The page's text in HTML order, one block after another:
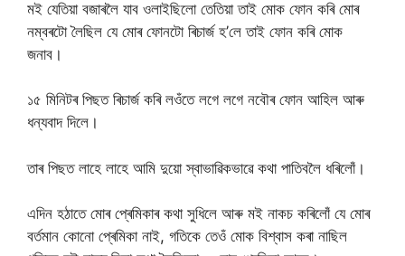
মই যেতিয়া বজাৰলৈ যাব ওলাইছিলো তেতিয়া তাই মোক ফোন কৰি মোৰ
নম্বৰটো লৈছিল যে মোৰ ফোনটো ৰিচাৰ্জ হ’লে তাই ফোন কৰি মোক
জনাব।
১৫ মিনিটৰ পিছত ৰিচাৰ্জ কৰি লওঁতে লগে লগে নবৌৰ ফোন আহিল আৰু
ধন্যবাদ দিলে।
তাৰ পিছত লাহে লাহে আমি দুয়ো স্বাভাৱিকভাৱে কথা পাতিবলৈ ধৰিলোঁ।
এদিন হঠাতে মোৰ প্ৰেমিকাৰ কথা সুধিলে আৰু মই নাকচ কৰিলোঁ যে মোৰ
বৰ্তমান কোনো প্ৰেমিকা নাই, গতিকে তেওঁ মোক বিশ্বাস কৰা নাছিল